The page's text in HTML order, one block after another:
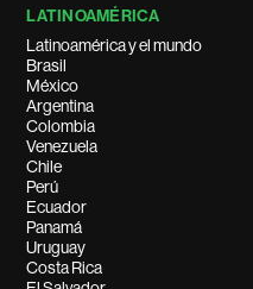
LATINOAMÉRICA
Latinoamérica y el mundo
Brasil
México
Argentina
Colombia
Venezuela
Chile
Perú
Ecuador
Panamá
Uruguay
Costa Rica